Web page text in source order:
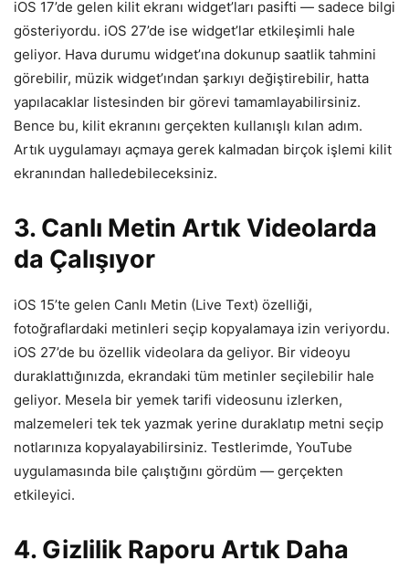
iOS 17’de gelen kilit ekranı widget’ları pasifti — sadece bilgi
gösteriyordu. iOS 27’de ise widget’lar etkileşimli hale
geliyor. Hava durumu widget’ına dokunup saatlik tahmini
görebilir, müzik widget’ından şarkıyı değiştirebilir, hatta
yapılacaklar listesinden bir görevi tamamlayabilirsiniz.
Bence bu, kilit ekranını gerçekten kullanışlı kılan adım.
Artık uygulamayı açmaya gerek kalmadan birçok işlemi kilit
ekranından halledebileceksiniz.
3. Canlı Metin Artık Videolarda
da Çalışıyor
iOS 15’te gelen Canlı Metin (Live Text) özelliği,
fotoğraflardaki metinleri seçip kopyalamaya izin veriyordu.
iOS 27’de bu özellik videolara da geliyor. Bir videoyu
duraklattığınızda, ekrandaki tüm metinler seçilebilir hale
geliyor. Mesela bir yemek tarifi videosunu izlerken,
malzemeleri tek tek yazmak yerine duraklatıp metni seçip
notlarınıza kopyalayabilirsiniz. Testlerimde, YouTube
uygulamasında bile çalıştığını gördüm — gerçekten
etkileyici.
4. Gizlilik Raporu Artık Daha